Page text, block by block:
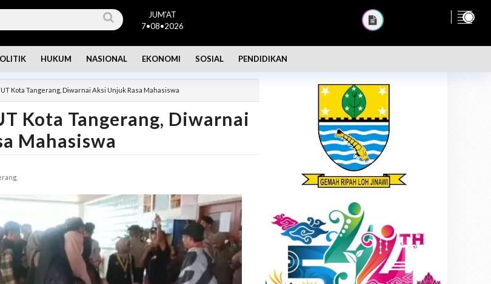
JUM'AT
7•08•2026
HUKUM NASIONAL EKONOMI SOSIAL PENDIDIKAN
Kota Tangerang, Diwarnai Aksi Unjuk Rasa Mahasiswa
Kota Tangerang, Diwarnai
Mahasiswa